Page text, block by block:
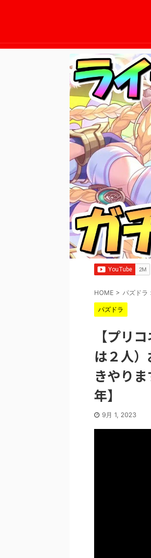
HOME > パズドラ
パズドラ
【プリ
は２人
きやり
年】
9月 1, 2023
2025/11/13